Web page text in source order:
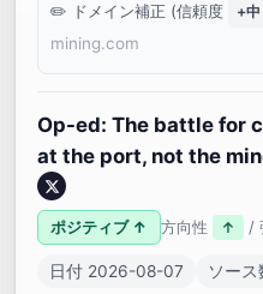
ドメイン補正 (信頼度
+中
mining.com
Op-ed: The battle for
at the port, not the
ポジティブ ↑ 方向性 ↑ /
日付 2026-08-07 ソース